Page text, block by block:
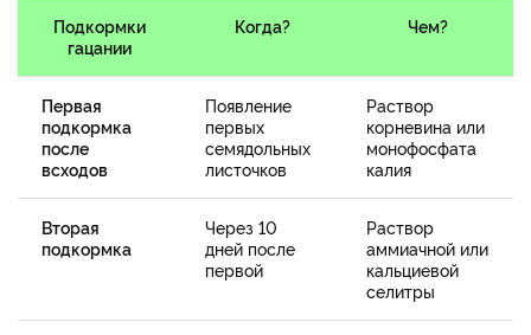
Подкормки
гацании
Когда? Чем?
Первая
подкормка
после
всходов
Появление
первых
семядольных
листочков
Раствор
корневина или
монофосфата
калия
Вторая
подкормка
Через 10
дней после
первой
Раствор
аммиачной или
кальциевой
селитры